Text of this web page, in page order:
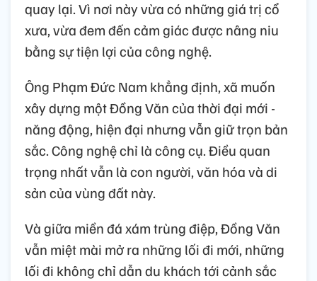
quay lại. Vì nơi này vừa có những giá trị cổ
xưa, vừa đem đến cảm giác được nâng niu
bằng sự tiện lợi của công nghệ.
Ông Phạm Đức Nam khẳng định, xã muốn
xây dựng một Đồng Văn của thời đại mới -
năng động, hiện đại nhưng vẫn giữ trọn bản
sắc. Công nghệ chỉ là công cụ. Điều quan
trọng nhất vẫn là con người, văn hóa và di
sản của vùng đất này.
Và giữa miền đá xám trùng điệp, Đồng Văn
vẫn miệt mài mở ra những lối đi mới, những
lối đi không chỉ dẫn du khách tới cảnh sắc